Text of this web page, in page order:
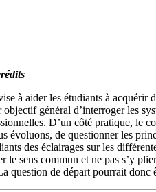
à aider les étudiants à acquérir
général d’interroger les
D’un côté pratique, le
évoluons, de questionner les
des éclairages sur les
le sens commun et ne pas s’y
question de départ pourrait